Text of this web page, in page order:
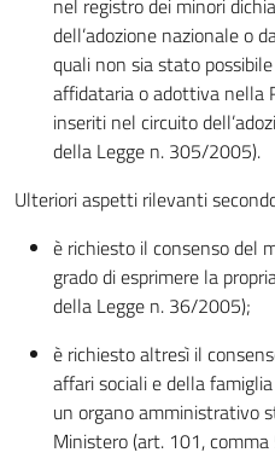
nel registro dei minori
dell’adozione nazionale o
quali non sia stato
affidataria o adottiva nella
inseriti nel circuito
della Legge n. 305/2005).
Ulteriori aspetti rilevanti
è richiesto il consenso del
grado di esprimere la
della Legge n. 36/2005);
è richiesto altresì il
affari sociali e della
un organo amministrativo
Ministero (art. 101,